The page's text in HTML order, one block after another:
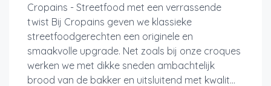
Cropains - Streetfood met een verrassende
twist Bij Cropains geven we klassieke
streetfoodgerechten een originele en
smaakvolle upgrade. Net zoals bij onze croques
werken we met dikke sneden ambachtelijk
brood van de bakker en uitsluitend met kwalit...